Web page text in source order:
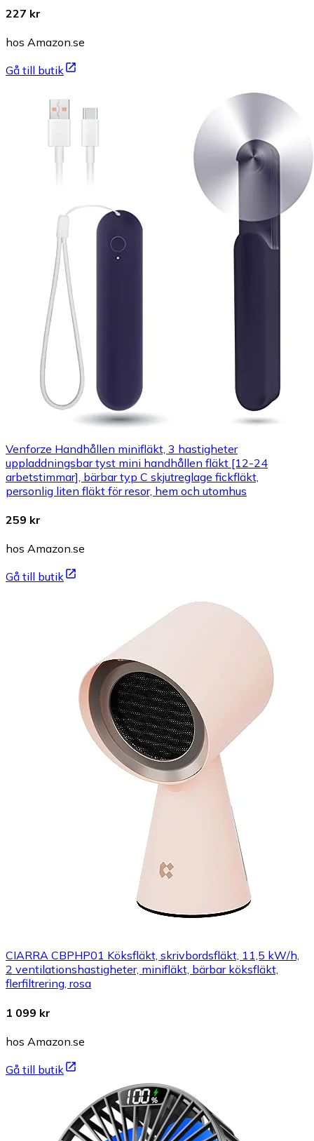
227 kr
hos Amazon.se
Gå till butik
Venforze Handhållen minifläkt, 3 hastigheter
uppladdningsbar tyst mini handhållen fläkt [12-24
arbetstimmar], bärbar typ C skjutreglage fickfläkt,
personlig liten fläkt för resor, hem och utomhus
259 kr
hos Amazon.se
Gå till butik
CIARRA CBPHP01 Köksfläkt, skrivbordsfläkt, 11,5 kW/h,
2 ventilationshastigheter, minifläkt, bärbar köksfläkt,
flerfiltrering, rosa
1 099 kr
hos Amazon.se
Gå till butik